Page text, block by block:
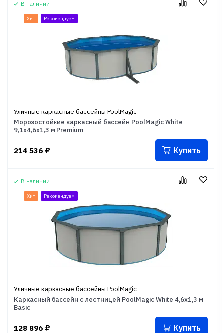
В наличии
Хит Рекомендуем
Уличные каркасные бассейны PoolMagic
Морозостойкие каркасный бассейн PoolMagic White
9,1x4,6x1,3 м Premium
214 536 ₽ Купить
В наличии
Хит Рекомендуем
Уличные каркасные бассейны PoolMagic
Каркасный бассейн с лестницей PoolMagic White 4,6x1,3 м
Basic
128 896 ₽ Купить